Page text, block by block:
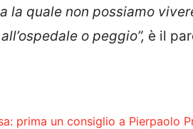
la quale non possiamo
o peggio”, è il
prima un consiglio a Pierpaolo